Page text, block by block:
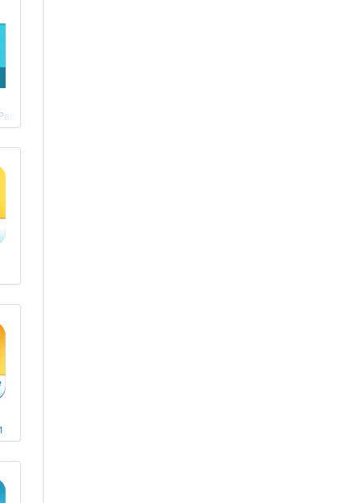
Maths CM1 éd. 2020